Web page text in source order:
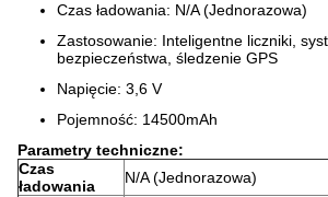
Czas ładowania: N/A (Jednorazowa)
Zastosowanie: Inteligentne liczniki,
bezpieczeństwa, śledzenie GPS
Napięcie: 3,6 V
Pojemność: 14500mAh
Parametry techniczne:
Czas
ładowania
N/A (Jednorazowa)